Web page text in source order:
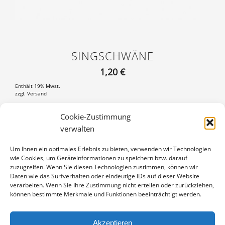
Cookie-Zustimmung
verwalten
Um Ihnen ein optimales Erlebnis zu bieten, verwenden wir Technologien
wie Cookies, um Geräteinformationen zu speichern bzw. darauf
zuzugreifen. Wenn Sie diesen Technologien zustimmen, können wir
Daten wie das Surfverhalten oder eindeutige IDs auf dieser Website
verarbeiten. Wenn Sie Ihre Zustimmung nicht erteilen oder zurückziehen,
können bestimmte Merkmale und Funktionen beeinträchtigt werden.
Akzeptieren
SINGSCHWÄNE
1,20 €
Enthält 19% Mwst.
zzgl. Versand
SINGSCHWÄNEIN DEN WARENKORB
Artikelnummer:PK-1301-1803
Kategorie: Vögel